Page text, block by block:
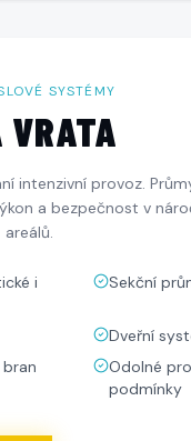
SYSTÉMY
VRATA
intenzivní provoz.
a bezpečnost v
i Sekční
Dveřní
Odolné
podmínky